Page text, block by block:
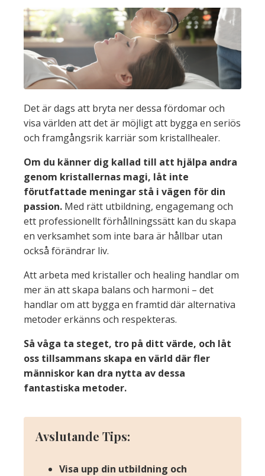
Det är dags att bryta ner dessa fördomar och
visa världen att det är möjligt att bygga en seriös
och framgångsrik karriär som kristallhealer.
Om du känner dig kallad till att hjälpa andra
genom kristallernas magi, låt inte
förutfattade meningar stå i vägen för din
passion. Med rätt utbildning, engagemang och
ett professionellt förhållningssätt kan du skapa
en verksamhet som inte bara är hållbar utan
också förändrar liv.
Att arbeta med kristaller och healing handlar om
mer än att skapa balans och harmoni – det
handlar om att bygga en framtid där alternativa
metoder erkänns och respekteras.
Så våga ta steget, tro på ditt värde, och låt
oss tillsammans skapa en värld där fler
människor kan dra nytta av dessa
fantastiska metoder.
Avslutande Tips:
Visa upp din utbildning och